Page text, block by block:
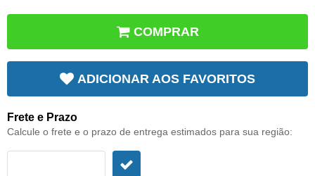
COMPRAR
ADICIONAR AOS FAVORITOS
Frete e Prazo
Calcule o frete e o prazo de entrega estimados para sua região: